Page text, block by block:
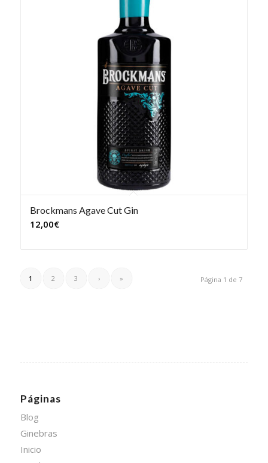
Brockmans Agave Cut Gin
12,00€
Página 1 de 7
1 2 3 › »
Páginas
Blog
Ginebras
Inicio